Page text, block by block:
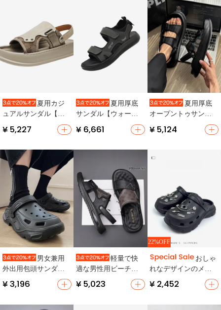
夏用カジ
ュアルサンダル【メ
ンズ・厚底・オープ
ントゥ・ビーチ用】
¥ 5,227
夏用厚底
サンダル【ウォータ
ープルーフ・カジュ
アル・ドライブ対
¥ 6,661
夏用厚底
オープントゥサンダ
ル【通気性抜群・カ
ジュアルデザイン・
¥ 5,124
男女兼用
外出用包頭サンダル
【夏季・高品質・カ
ジュアル】
¥ 3,196
軽量で快
適な男性用ビーチサ
ンダル【防滑・カジ
ュアルデザイン・夏
¥ 5,023
22%OFF
おしゃ
れなデザインのメン
【防水・アウトドア
¥ 2,452